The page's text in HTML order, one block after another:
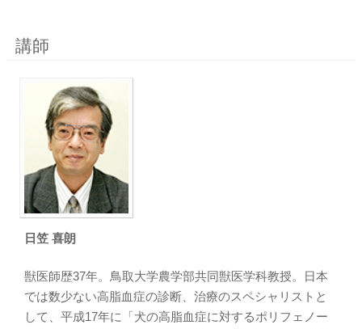
講師
日笠 喜朗
獣医師歴37年。鳥取大学農学部共同獣医学科教授。日本
では数少ない高脂血症の診断、治療のスペシャリストと
して、平成17年に「犬の高脂血症に対するポリフェノー